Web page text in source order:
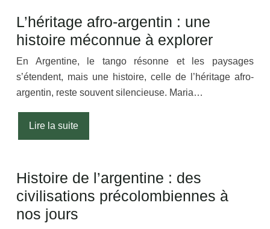
L’héritage afro-argentin : une
histoire méconnue à explorer
En Argentine, le tango résonne et les paysages
s’étendent, mais une histoire, celle de l’héritage afro-
argentin, reste souvent silencieuse. Maria…
Lire la suite
Histoire de l’argentine : des
civilisations précolombiennes à
nos jours